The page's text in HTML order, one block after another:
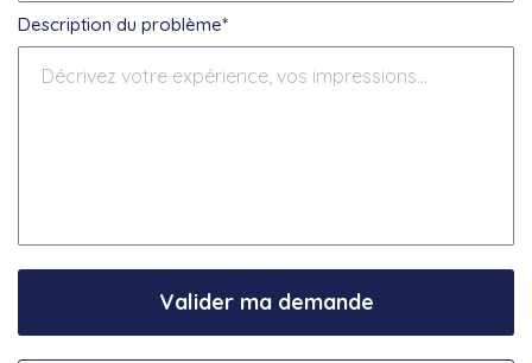
Description du problème*
Valider ma demande